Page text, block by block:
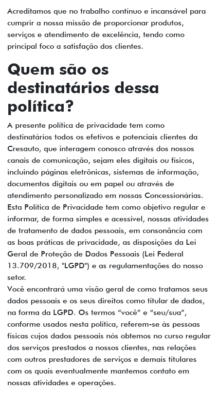
Acreditamos que no trabalho contínuo e incansável para
cumprir a nossa missão de proporcionar produtos,
serviços e atendimento de excelência, tendo como
principal foco a satisfação dos clientes.
Quem são os
destinatários dessa
política?
A presente política de privacidade tem como
destinatários todos os efetivos e potenciais clientes da
Cresauto, que interagem conosco através dos nossos
canais de comunicação, sejam eles digitais ou físicos,
incluindo páginas eletrônicas, sistemas de informação,
documentos digitais ou em papel ou através de
atendimento personalizado em nossas Concessionárias.
Esta Política de Privacidade tem como objetivo regular e
informar, de forma simples e acessível, nossas atividades
de tratamento de dados pessoais, em consonância com
as boas práticas de privacidade, as disposições da Lei
Geral de Proteção de Dados Pessoais (Lei Federal
13.709/2018, "LGPD") e as regulamentações do nosso
setor.
Você encontrará uma visão geral de como tratamos seus
dados pessoais e os seus direitos como titular de dados,
na forma da LGPD. Os termos “você” e “seu/sua”,
conforme usados nesta política, referem-se às pessoas
físicas cujos dados pessoais nós obtemos no curso regular
dos serviços prestados a nossos clientes, nas relações
com outros prestadores de serviços e demais titulares
com os quais eventualmente mantemos contato em
nossas atividades e operações.